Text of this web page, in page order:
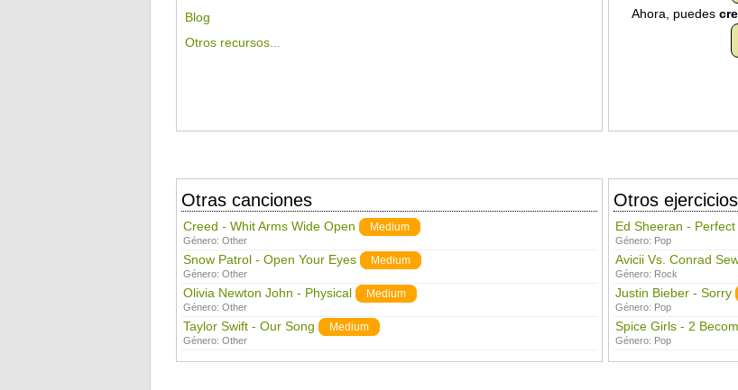
Blog
Otros recursos...
Ahora, puedes
Otras canciones
Creed - Whit Arms Wide Open Medium
Género: Other
Snow Patrol - Open Your Eyes Medium
Género: Other
Olivia Newton John - Physical Medium
Género: Other
Taylor Swift - Our Song Medium
Género: Other
Otros ejercicios
Ed Sheeran - Perfect
Género: Pop
Avicii Vs. Conrad
Género: Rock
Justin Bieber - Sorry
Género: Pop
Spice Girls - 2
Género: Pop